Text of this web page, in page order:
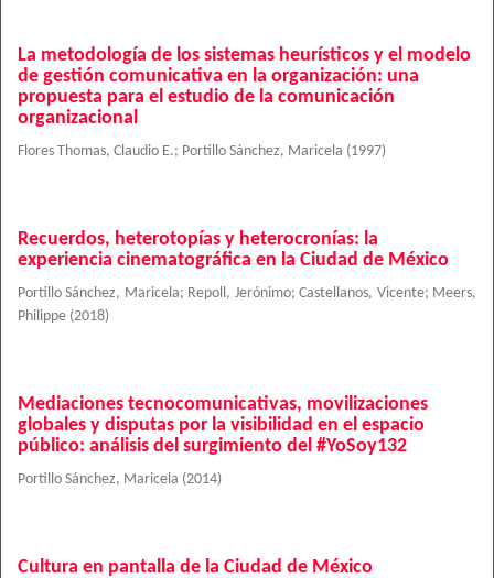
La metodología de los sistemas heurísticos y el modelo
de gestión comunicativa en la organización: una
propuesta para el estudio de la comunicación
organizacional
Flores Thomas, Claudio E.; Portillo Sánchez, Maricela (1997)
Recuerdos, heterotopías y heterocronías: la
experiencia cinematográfica en la Ciudad de México
Portillo Sánchez, Maricela; Repoll, Jerónimo;Castellanos, Vicente; Meers,
Philippe (2018)
Mediaciones tecnocomunicativas, movilizaciones
globales y disputas por la visibilidad en el espacio
público: análisis del surgimiento del #YoSoy132
Portillo Sánchez, Maricela (2014)
Cultura en pantalla de la Ciudad de México